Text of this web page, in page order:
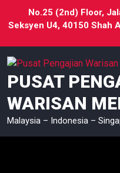
No.25 (2nd) Floor,
Seksyen U4, 40150 Shah
PUSAT
WARISAN
Malaysia – Indonesia –